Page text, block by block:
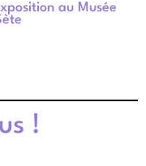
au Musée
!